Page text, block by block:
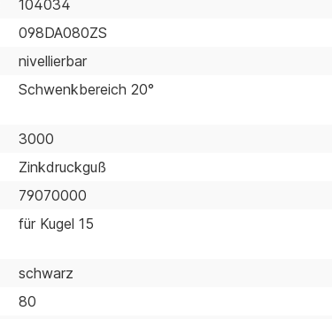
104034
098DA080ZS
nivellierbar
Schwenkbereich 20°
3000
Zinkdruckguß
79070000
für Kugel 15
schwarz
80